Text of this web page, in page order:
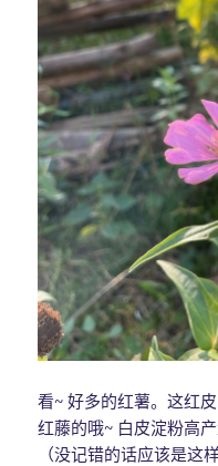
看~ 好多的红薯。这红
红藤的哦~ 白皮淀粉高
（没记错的话应该是这样